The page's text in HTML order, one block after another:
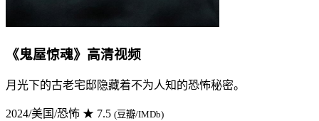
《鬼屋惊魂》高清视频
月光下的古老宅邸隐藏着不为人知的恐怖秘密。
2024/美国/恐怖 ★ 7.5 (豆瓣/IMDb)